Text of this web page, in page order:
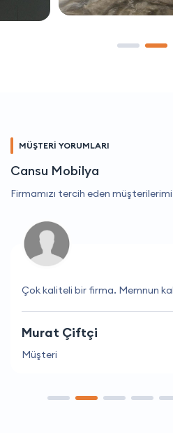
MÜŞTERİ YORUMLARI
Cansu Mobilya
Firmamızı tercih eden
Çok kaliteli bir firma. Memnun
Murat Çiftçi
Müşteri